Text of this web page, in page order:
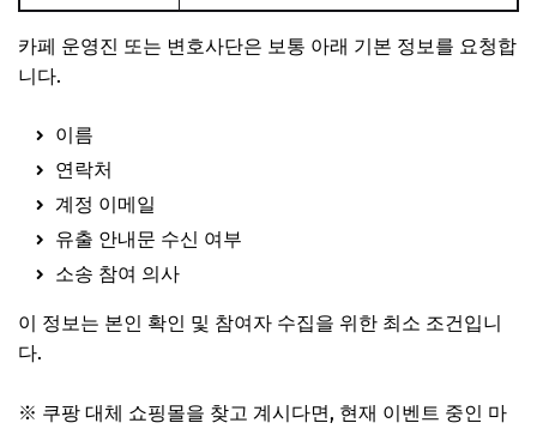
카페 운영진 또는 변호사단은 보통 아래 기본 정보를 요청합
니다.
이름
연락처
계정 이메일
유출 안내문 수신 여부
소송 참여 의사
이 정보는 본인 확인 및 참여자 수집을 위한 최소 조건입니
다.
※ 쿠팡 대체 쇼핑몰을 찾고 계시다면, 현재 이벤트 중인 마